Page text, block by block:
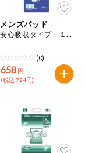
メンズパッド
安心吸収タイプ １４枚
(0)
658 円
(税込 724円)